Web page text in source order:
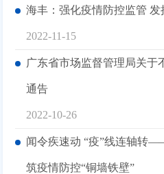
海丰：强化疫情防控监管 发
2022-11-15
广东省市场监督管理局关于
通告
2022-10-26
闻令疾速动 “疫”线连轴转
筑疫情防控“铜墙铁壁”